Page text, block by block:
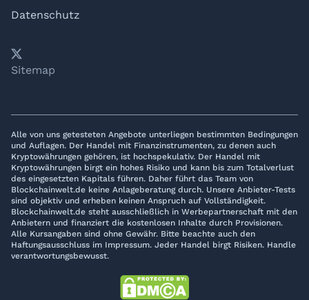
Datenschutz
YouTube
𝕏LinkedIn
Telegram
Sitemap
Alle von uns getesteten Angebote unterliegen bestimmten Bedingungen
und Auflagen. Der Handel mit Finanzinstrumenten, zu denen auch
Kryptowährungen gehören, ist hochspekulativ. Der Handel mit
Kryptowährungen birgt ein hohes Risiko und kann bis zum Totalverlust
des eingesetzten Kapitals führen. Daher führt das Team von
Blockchainwelt.de keine Anlageberatung durch. Unsere Anbieter-Tests
sind objektiv und erheben keinen Anspruch auf Vollständigkeit.
Blockchainwelt.de steht ausschließlich in Werbepartnerschaft mit den
Anbietern und finanziert die kostenlosen Inhalte durch Provisionen.
Alle Kursangaben sind ohne Gewähr. Bitte beachte auch den
Haftungsausschluss im Impressum. Jeder Handel birgt Risiken. Handle
verantwortungsbewusst.